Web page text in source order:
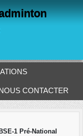
CONTACTER
1 Pré-National